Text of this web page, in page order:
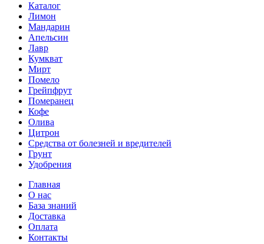
Каталог
Лимон
Мандарин
Апельсин
Лавр
Кумкват
Мирт
Помело
Грейпфрут
Померанец
Кофе
Олива
Цитрон
Средства от болезней и вредителей
Грунт
Удобрения
Главная
О нас
База знаний
Доставка
Оплата
Контакты